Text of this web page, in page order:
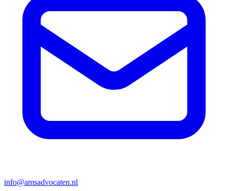
info@amsadvocaten.nl